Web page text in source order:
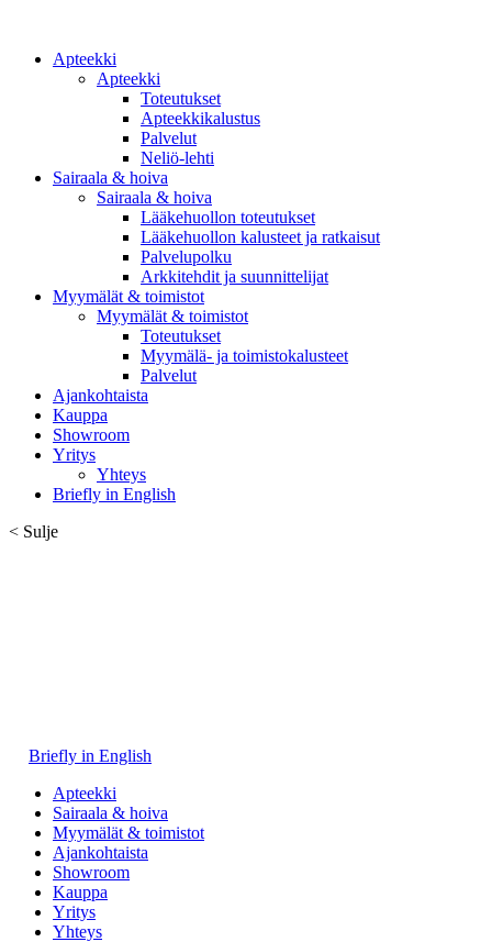
Apteekki
Apteekki
Toteutukset
Apteekkikalustus
Palvelut
Neliö-lehti
Sairaala & hoiva
Sairaala & hoiva
Lääkehuollon toteutukset
Lääkehuollon kalusteet ja ratkaisut
Palvelupolku
Arkkitehdit ja suunnittelijat
Myymälät & toimistot
Myymälät & toimistot
Toteutukset
Myymälä- ja toimistokalusteet
Palvelut
Ajankohtaista
Kauppa
Showroom
Yritys
Yhteys
Briefly in English
< Sulje
Briefly in English
Apteekki
Sairaala & hoiva
Myymälät & toimistot
Ajankohtaista
Showroom
Kauppa
Yritys
Yhteys